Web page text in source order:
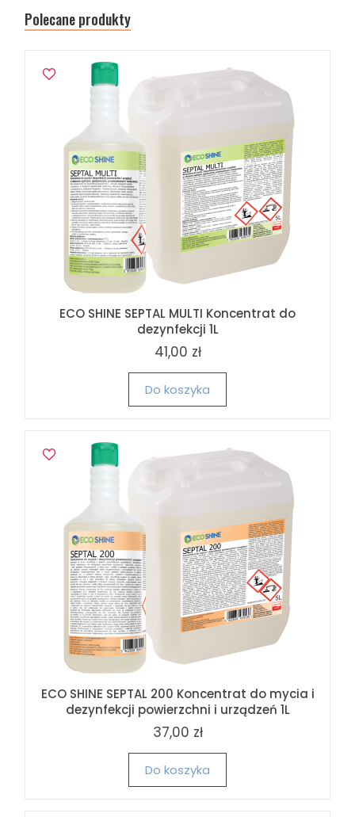
Polecane produkty
ECO SHINE SEPTAL MULTI Koncentrat do
dezynfekcji 1L
41,00 zł
Do koszyka
ECO SHINE SEPTAL 200 Koncentrat do mycia i
dezynfekcji powierzchni i urządzeń 1L
37,00 zł
Do koszyka